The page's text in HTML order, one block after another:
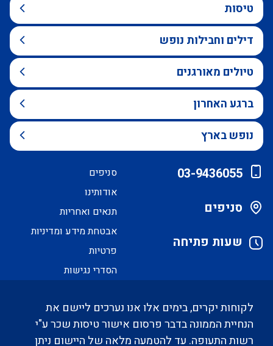
טיסות
דילים וחבילות נופש
טיולים מאורגנים
ברגע האחרון
נופש בארץ
03-9436055
סניפים
שעות פתיחה
סניפים
אודותינו
תנאים ואחריות
אבטחת מידע ומדיניות
פרטיות
הסדרי נגישות
לקוחות יקרים, בימים אלו אנו נערכים ליישם את
הנחיית הממונה בדבר פרסום אישור טיסות שכר ע"י
רשות התעופה. עד להטמעה מלאה של היישום ניתן